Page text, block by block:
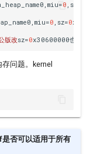
, miu=0 , sz
, miu=0 , sz=0
版改sz=0x30600000也是正
问题。kernel
否可以适用于所有